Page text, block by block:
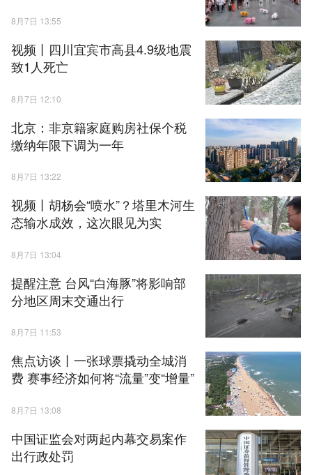
8月7日 13:55
视频丨四川宜宾市高县4.9级地震
致1人死亡
8月7日 12:10
北京：非京籍家庭购房社保个税
缴纳年限下调为一年
8月7日 13:22
视频丨胡杨会“喷水”？塔里木河生
态输水成效，这次眼见为实
8月7日 13:04
提醒注意 台风“白海豚”将影响部
分地区周末交通出行
8月7日 11:53
焦点访谈丨一张球票撬动全城消
费 赛事经济如何将“流量”变“增量”
8月7日 13:08
中国证监会对两起内幕交易案作
出行政处罚